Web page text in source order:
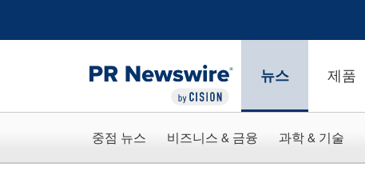
뉴스 제품
중점 뉴스 비즈니스 & 금융 과학 & 기술